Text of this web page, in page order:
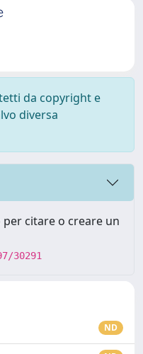
da copyright e
diversa
citare o creare un
30291
ND